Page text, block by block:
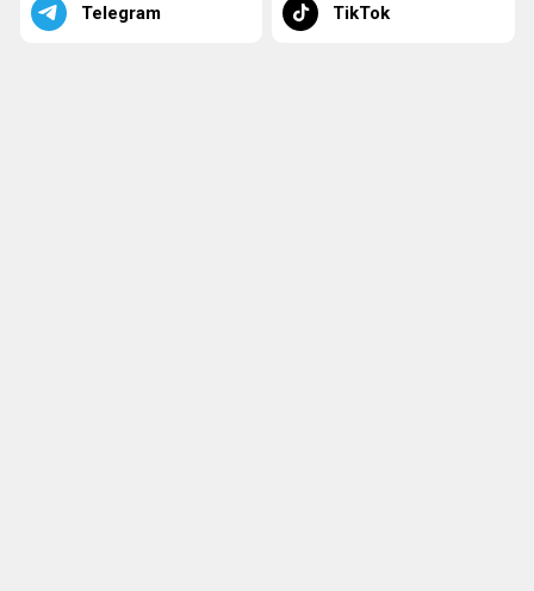
Telegram TikTok